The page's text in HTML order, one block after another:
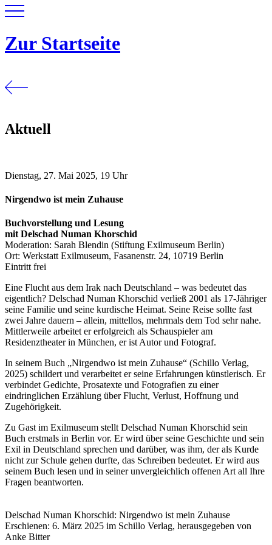
Zur Startseite
Aktuell
Dienstag, 27. Mai 2025, 19 Uhr
Nirgendwo ist mein Zuhause
Buchvorstellung und Lesung
mit Delschad Numan Khorschid
Moderation: Sarah Blendin (Stiftung Exilmuseum Berlin)
Ort: Werkstatt Exilmuseum, Fasanenstr. 24, 10719 Berlin
Eintritt frei
Eine Flucht aus dem Irak nach Deutschland – was bedeutet das
eigentlich? Delschad Numan Khorschid verließ 2001 als 17-Jähriger
seine Familie und seine kurdische Heimat. Seine Reise sollte fast
zwei Jahre dauern – allein, mittellos, mehrmals dem Tod sehr nahe.
Mittlerweile arbeitet er erfolgreich als Schauspieler am
Residenztheater in München, er ist Autor und Fotograf.
In seinem Buch „Nirgendwo ist mein Zuhause“ (Schillo Verlag,
2025) schildert und verarbeitet er seine Erfahrungen künstlerisch. Er
verbindet Gedichte, Prosatexte und Fotografien zu einer
eindringlichen Erzählung über Flucht, Verlust, Hoffnung und
Zugehörigkeit.
Zu Gast im Exilmuseum stellt Delschad Numan Khorschid sein
Buch erstmals in Berlin vor. Er wird über seine Geschichte und sein
Exil in Deutschland sprechen und darüber, was ihm, der als Kurde
nicht zur Schule gehen durfte, das Schreiben bedeutet. Er wird aus
seinem Buch lesen und in seiner unvergleichlich offenen Art all Ihre
Fragen beantworten.
Delschad Numan Khorschid: Nirgendwo ist mein Zuhause
Erschienen: 6. März 2025 im Schillo Verlag, herausgegeben von
Anke Bitter